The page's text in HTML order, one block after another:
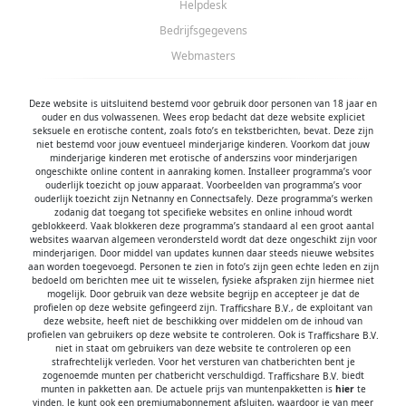
minderjarigen die zij online hebben ontmoet, moeten
afspreken zonder daarover eerst met jou te
vertellen dat hij jou meteen moet laten weten wanneer
content waarvan hij schrikt, op internet tegenkomt.
Deze site wordt beschermd door reCAPTCHA, het
Privacybeleiden deAlgemene Voorwaardenvan Google
zijn van toepassing.
hanteert een beschermplan met als doel
het herkennen en in bescherming nemen van consumenten
die de aard van de diensten op deze website mogelijk niet
begrijpen. Het beschermplan houdt onder meer in dat jijzelf,
maar ook derden een toegangsverbod voor jou kunnen
aanvragen. Meer informatie hierover tref je aan op de
paginaToegangsverbod
Op het gebruik van deze website zijn dealgemene
voorwaarden,cookieverklaringenprivacybeleidvan
van toepassing. Door op"Akkoord en
doorgaan"te klikken ga je met decookieverklaringen
privacybeleidakkoord. Indien je je op de website
registreert, ga je tevens akkoord met dealgemene
voorwaarden.
Helpdesk
Bedrijfsgegevens
Webmasters
Deze website is uitsluitend bestemd voor gebruik door personen van 18 jaar en
ouder en dus volwassenen. Wees erop bedacht dat deze website expliciet
seksuele en erotische content, zoals foto’s en tekstberichten, bevat. Deze zijn
niet bestemd voor jouw eventueel minderjarige kinderen. Voorkom dat jouw
minderjarige kinderen met erotische of anderszins voor minderjarigen
ongeschikte online content in aanraking komen. Installeer programma’s voor
ouderlijk toezicht op jouw apparaat. Voorbeelden van programma’s voor
ouderlijk toezicht zijn Netnannyen Connectsafely. Deze programma’s werken
zodanig dat toegang tot specifieke websites en online inhoud wordt
geblokkeerd. Vaak blokkeren deze programma’s standaard al een groot aantal
websites waarvan algemeen verondersteld wordt dat deze ongeschikt zijn voor
minderjarigen. Door middel van updates kunnen daar steeds nieuwe websites
aan worden toegevoegd. Personen te zien in foto’s zijn geen echte leden en zijn
bedoeld om berichten mee uit te wisselen, fysieke afspraken zijn hiermee niet
mogelijk. Door gebruik van deze website begrijp en accepteer je dat de
profielen op deze website gefingeerd zijn.
, de exploitant van
deze website, heeft niet de beschikking over middelen om de inhoud van
profielen van gebruikers op deze website te controleren. Ook is
niet in staat om gebruikers van deze website te controleren op een
strafrechtelijk verleden. Voor het versturen van chatberichten bent je
zogenoemde munten per chatbericht verschuldigd.
biedt
munten in pakketten aan. De actuele prijs van muntenpakketten is hierte
vinden. Je kunt ook een premiumabonnement afsluiten, waardoor je van meer